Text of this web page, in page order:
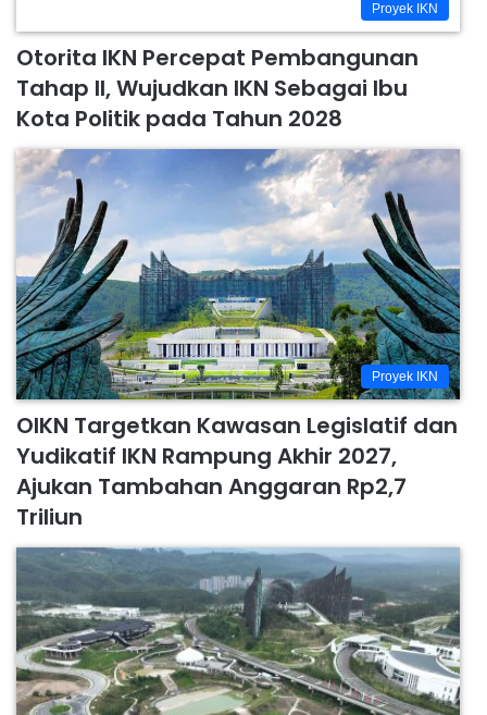
Proyek IKN
Otorita IKN Percepat Pembangunan
Tahap II, Wujudkan IKN Sebagai Ibu
Kota Politik pada Tahun 2028
Proyek IKN
OIKN Targetkan Kawasan Legislatif dan
Yudikatif IKN Rampung Akhir 2027,
Ajukan Tambahan Anggaran Rp2,7
Triliun